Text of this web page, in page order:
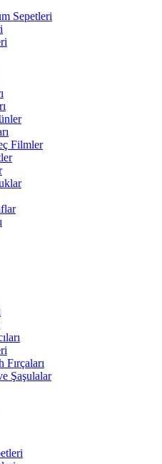
Sepetleri
Filmler
Fırçaları
Şaşulalar